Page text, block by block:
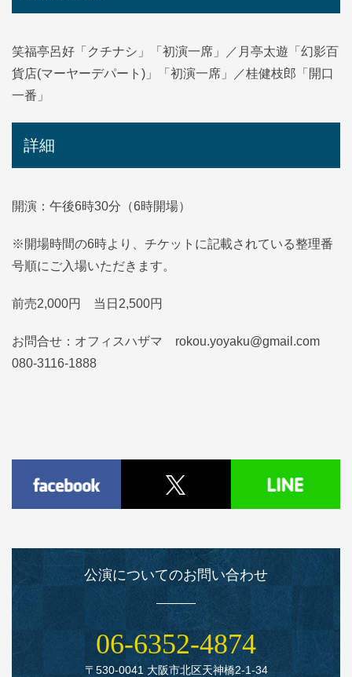
笑福亭呂好「クチナシ」「初演一席」／月亭太遊「幻影百
貨店(マーヤーデパート)」「初演一席」／桂健枝郎「開口
一番」
詳細
開演：午後6時30分（6時開場）
※開場時間の6時より、チケットに記載されている整理番
号順にご入場いただきます。
前売2,000円 当日2,500円
お問合せ：オフィスハザマ rokou.yoyaku@gmail.com
080-3116-1888
公演についてのお問い合わせ
06‑6352‑4874
〒530‑0041 大阪市北区天神橋2‑1‑34